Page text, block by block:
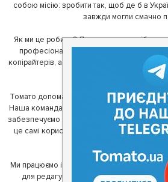
собою місію: зробити так, щоб де б в
завжди могли смачно
Як ми це робимо? Для початку, ми
професіоналів - фахівців з дизайну,
копірайтерів, а за сумісництвом -
ми створили Томато.
Томато допомагає своїм користувачам
Наша команда регулярно зв'язується з
забезпечуємо актуальність інформації.
це самі користувачі, які діляться своїми
один одному у виборі
Ми працюємо і з ресторанами. Для них ми
для редагування інформації про себе - в